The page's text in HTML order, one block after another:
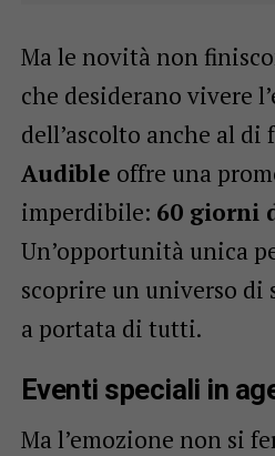
Ma le novità non
che desiderano vivere
dell’ascolto anche al
Audible offre una
imperdibile: 60 giorni
Un’opportunità unica
scoprire un universo di
a portata di tutti.
Eventi speciali in
Ma l’emozione non si